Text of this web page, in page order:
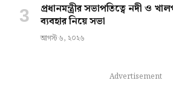
প্রধানমন্ত্রীর সভাপতিত্বে নদী ও
ব্যবহার নিয়ে সভা
আগস্ট ৬, ২০২৬
Advertisement